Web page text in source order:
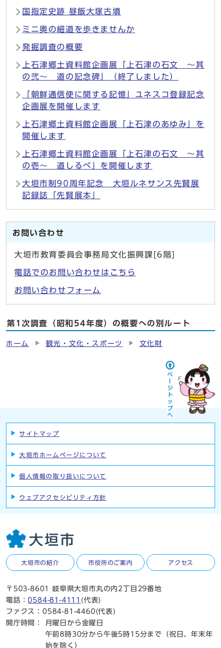
国指定史跡 昼飯大塚古墳
ミニ奥の細道を歩きませんか
発掘調査の概要
上石津郷土資料館企画展「上石津の石文 ～其
の弐～ 道の記念碑」（終了しました）
「朝鮮通信使に関する記憶」ユネスコ登録記念
企画展を開催します
上石津郷土資料館企画展「上石津のあゆみ」を
開催します
上石津郷土資料館企画展「上石津の石文 ～其
の壱～ 道しるべ」を開催します
大垣市制90周年記念 大垣ルネサンス先賢展
記録誌「先賢展本」
お問い合わせ
大垣市教育委員会事務局文化振興課[6階]
電話でのお問い合わせはこちら
お問い合わせフォーム
第1次調査（昭和54年度）の概要への別ルート
ホーム 観光・文化・スポーツ 文化財
サイトマップ
大垣市ホームページについて
個人情報の取り扱いについて
ウェブアクセシビリティ方針
大垣市の紹介 市役所のご案内 アクセス
〒503-8601 岐阜県大垣市丸の内2丁目29番地
電話：0584-81-4111 (代表)
ファクス：0584-81-4460(代表)
開庁時間：
月曜日から金曜日
午前8時30分から午後5時15分まで（祝日、年末年
始を除く）